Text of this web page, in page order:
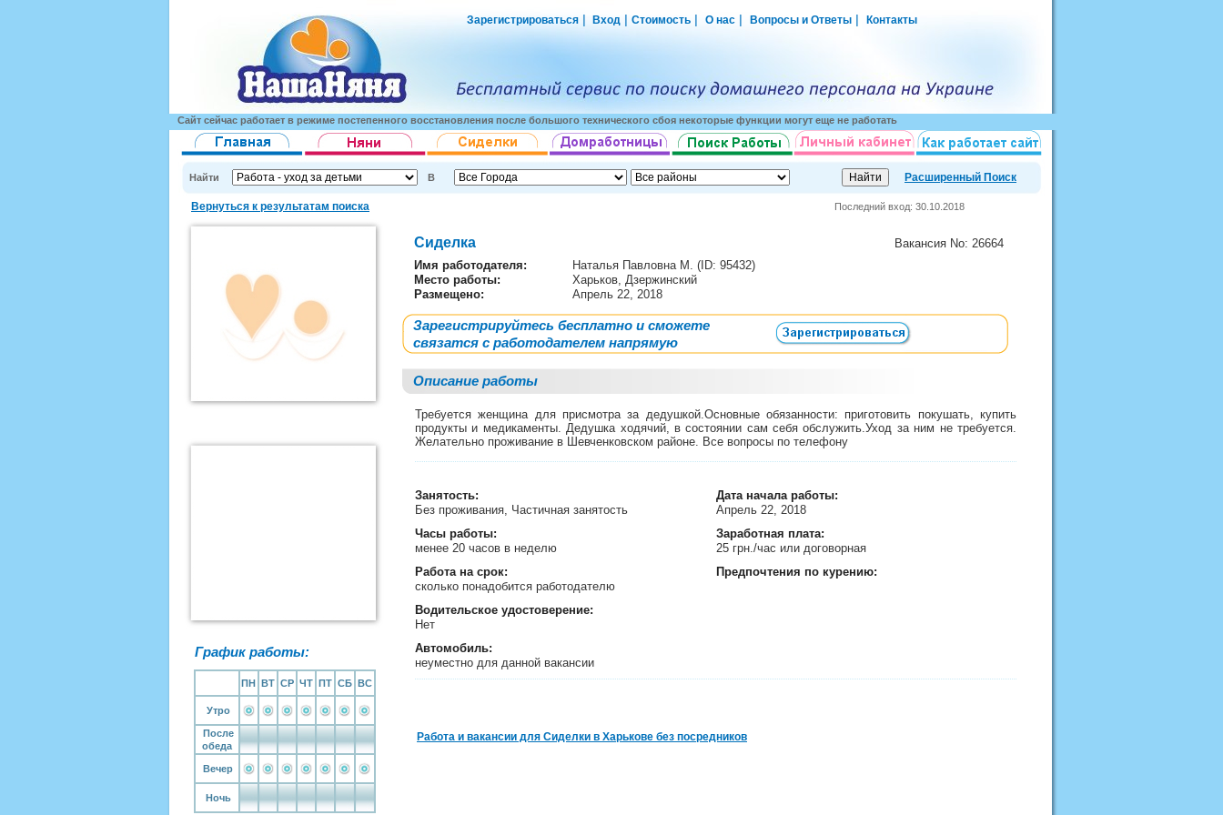
Зарегистрироваться Вход Стоимость О нас Вопросы и Ответы Контакты
Сайт сейчас работает в режиме постепенного восстановления после большого технического сбоя некоторые функции могут еще не работать
Найти В Расширенный Поиск
Вернуться к результатам поиска Последний вход: 30.10.2018
График работы:
ПН ВТ СР ЧТ ПТ СБ ВС
Утро
После
обеда
Вечер
Ночь
Сиделка Вакансия No: 26664
Имя работодателя:
Наталья Павловна М. (ID: 95432)
Место работы:
Харьков, Дзержинский
Размещено:
Апрель 22, 2018
Зарегистрируйтесь бесплатно и сможете
связатся с работодателем напрямую
Описание работы
Требуется женщина для присмотра за дедушкой.Основные обязанности: приготовить покушать, купить
продукты и медикаменты. Дедушка ходячий, в состоянии сам себя обслужить.Уход за ним не требуется.
Желательно проживание в Шевченковском районе. Все вопросы по телефону
Занятость:
Без проживания, Частичная занятость
Часы работы:
менее 20 часов в неделю
Работа на срок:
сколько понадобится работодателю
Водительское удостоверение:
Нет
Автомобиль:
неуместно для данной вакансии
Дата начала работы:
Апрель 22, 2018
Заработная плата:
25 грн./час или договорная
Предпочтения по курению:
Работа и вакансии для Сиделки в Харькове без посредников